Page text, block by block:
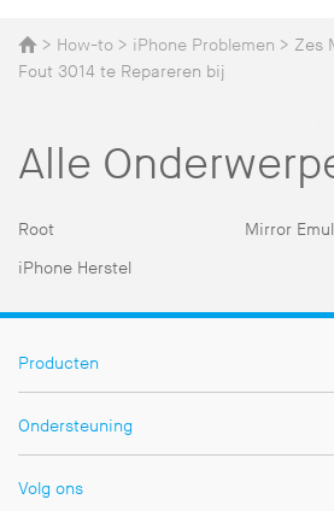
> How-to > iPhone Problemen > Zes
Fout 3014 te Repareren bij
Alle
Root
Mirror
iPhone Herstel
Producten
Ondersteuning
Volg ons